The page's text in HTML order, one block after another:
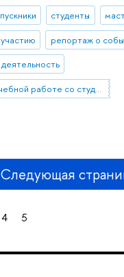
студенты
репортаж о
Отдел по внеучебной работе со студентами (Нижний Новгород)
Следующая
4 5